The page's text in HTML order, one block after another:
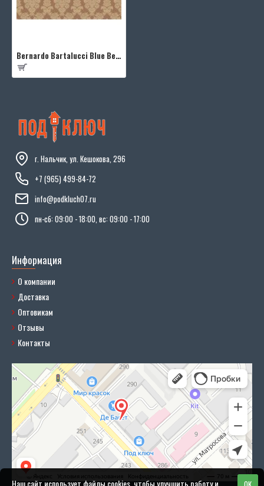
Bernardo Bartalucci Blue Beatrice 5019-6
г. Нальчик, ул. Кешокова, 296
+7 (965) 499-84-72
info@podkluch07.ru
пн-сб: 09:00 - 18:00, вс: 09:00 - 17:00
Информация
О компании
Доставка
Оптовикам
Отзывы
Контакты
Наш сайт использует файлы cookies, чтобы улучшить работу и